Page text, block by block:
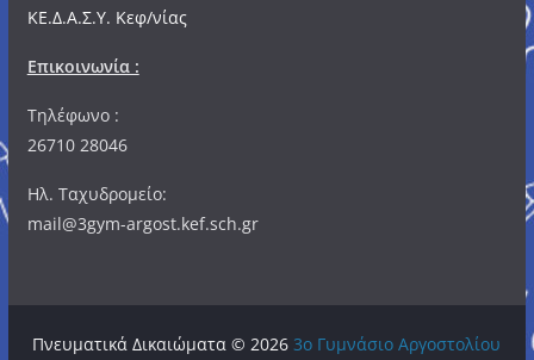
ΚΕ.Δ.Α.Σ.Υ. Κεφ/νίας
Επικοινωνία :
Τηλέφωνο :
26710 28046
Ηλ. Ταχυδρομείο:
mail@3gym-argost.kef.sch.gr
Πνευματικά Δικαιώματα © 20263o Γυμνάσιο Αργοστολίου